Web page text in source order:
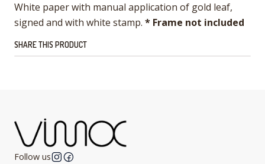
White paper with manual application of gold leaf,
signed and with white stamp. * Frame not included
SHARE THIS PRODUCT
Follow us